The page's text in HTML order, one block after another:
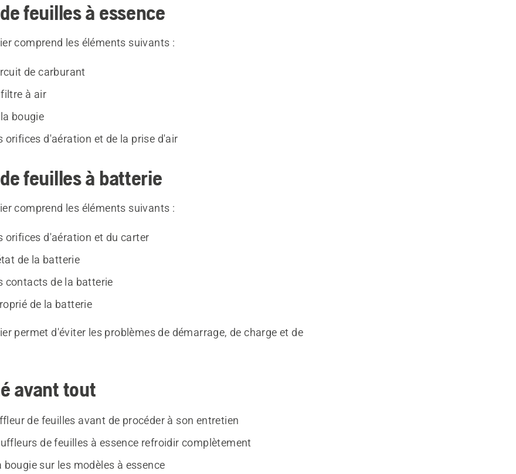
feuilles à essence
comprend les éléments suivants :
de carburant
à air
bougie
orifices d'aération et de la prise d'air
feuilles à batterie
comprend les éléments suivants :
orifices d'aération et du carter
de la batterie
contacts de la batterie
de la batterie
permet d'éviter les problèmes de démarrage, de charge et de
avant tout
de feuilles avant de procéder à son entretien
de feuilles à essence refroidir complètement
bougie sur les modèles à essence